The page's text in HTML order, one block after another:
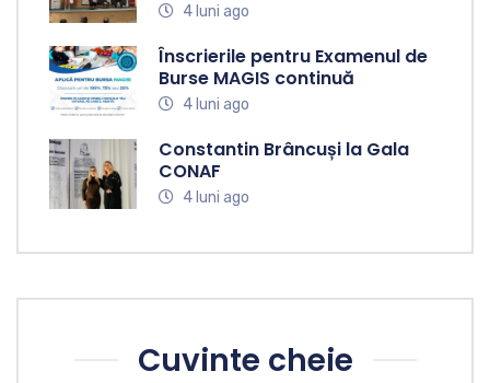
4 luni ago
Înscrierile pentru Examenul de
Burse MAGIS continuă
4 luni ago
Constantin Brâncuși la Gala
CONAF
4 luni ago
Cuvinte cheie